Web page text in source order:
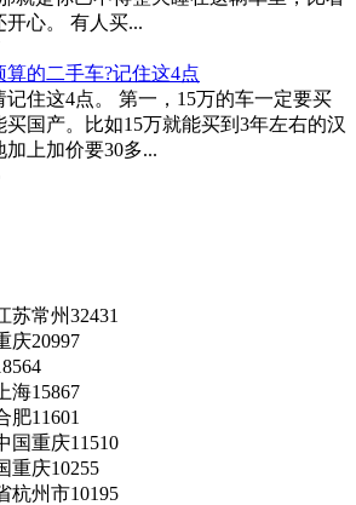
心。 有人买...
算的二手车?记住这4点
住这4点。 第一，15万的车一定要买
买国产。比如15万就能买到3年左右的汉
上加价要30多...
苏常州32431
庆20997
海15867
肥11601
国重庆11510
重庆10255
杭州市10195